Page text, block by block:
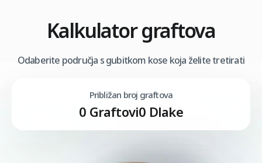
Kalkulator graftova
Odaberite područja s gubitkom kose koja želite tretirati
Približan broj graftova
0 Graftovi0 Dlake